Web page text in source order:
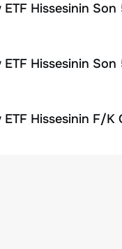
Hissesinin Son
Hissesinin Son
Hissesinin F/K